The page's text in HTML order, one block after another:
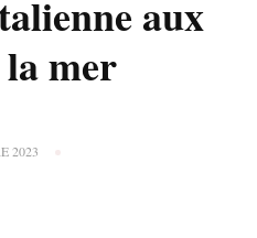
aux
mer
2023